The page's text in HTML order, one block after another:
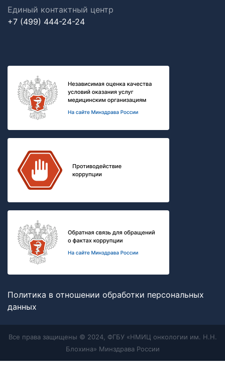
Единый контактный центр
+7 (499) 444-24-24
Политика в отношении обработки персональных
данных
Все права защищены © 2024, ФГБУ «НМИЦ онкологии им. Н.Н.
Блохина» Минздрава России